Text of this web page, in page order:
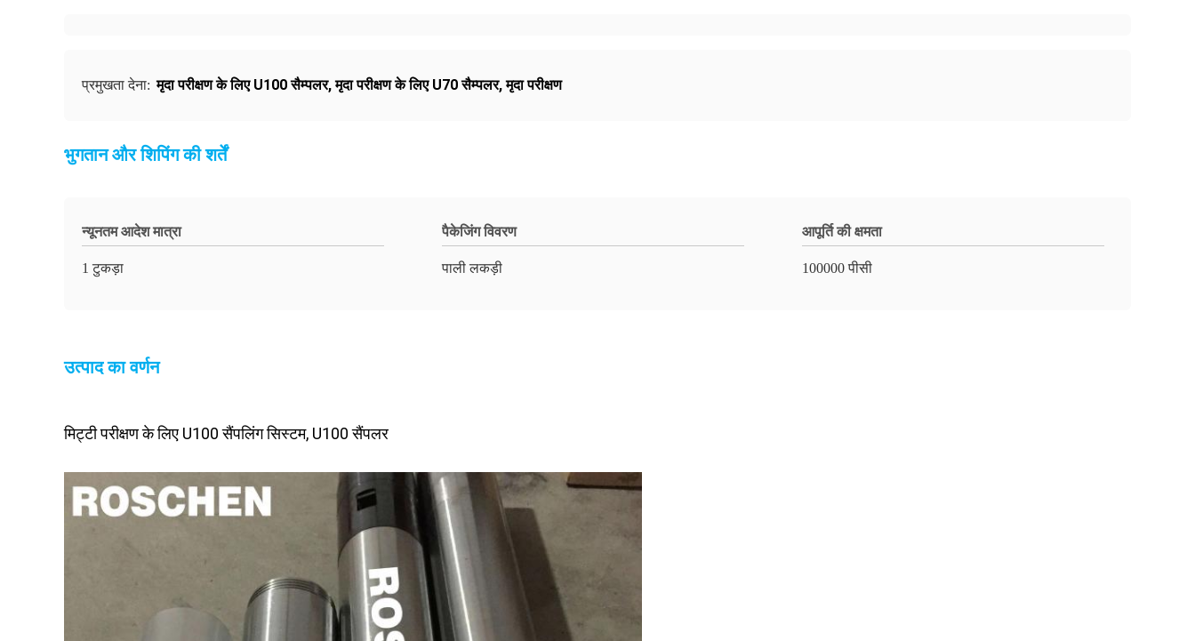
प्रमुखता देना: मृदा परीक्षण के लिए U100 सैम्पलर,मृदा परीक्षण के लिए U70 सैम्पलर,मृदा परीक्षण
भुगतान और शिपिंग की शर्तें
न्यूनतम आदेश मात्रा
1 टुकड़ा
पैकेजिंग विवरण
पाली लकड़ी
आपूर्ति की क्षमता
100000 पीसी
उत्पाद का वर्णन
मिट्टी परीक्षण के लिए U100 सैंपलिंग सिस्टम, U100 सैंपलर